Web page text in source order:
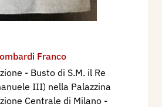
Franco
- Busto di S.M. il Re
III) nella Palazzina
Centrale di Milano -